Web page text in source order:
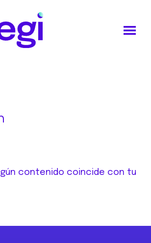
contenido coincide con tu